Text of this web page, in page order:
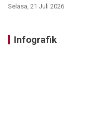
Selasa, 21 Juli 2026
Infografik